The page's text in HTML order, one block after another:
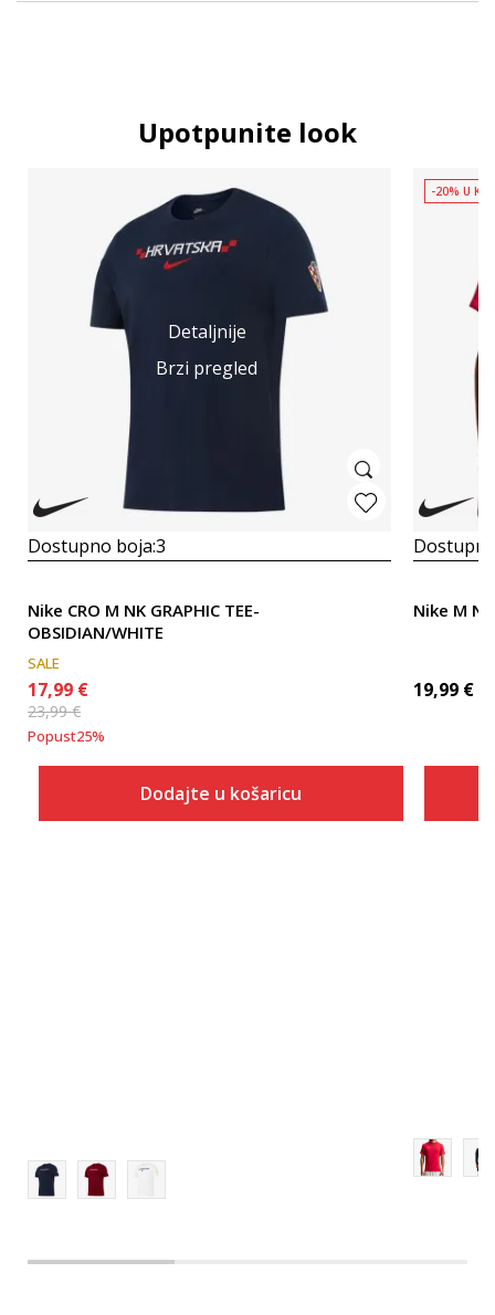
Upotpunite look
Detaljnije
Brzi pregled
Dostupno boja:3
Nike CRO M NK GRAPHIC TEE-
OBSIDIAN/WHITE
SALE
17,99 €
23,99€
Popust25%
Dodajte u košaricu
-20% U
Nike M NK
19,99 €